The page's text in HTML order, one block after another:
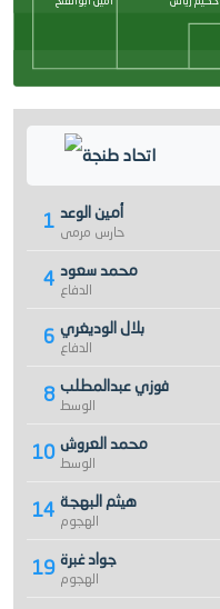
اتحاد طنجة
1 أمين الوعد
حارس مرمى
4 محمد سعود
الدفاع
6 بلال الوديغري
الدفاع
8 فوزي عبدالمطلب
الوسط
10 محمد العروش
الوسط
14 هيثم البهجة
الهجوم
19 جواد غبرة
الهجوم